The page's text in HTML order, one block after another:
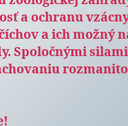
a och­ranu
a ich možný
Spo­loč­nými